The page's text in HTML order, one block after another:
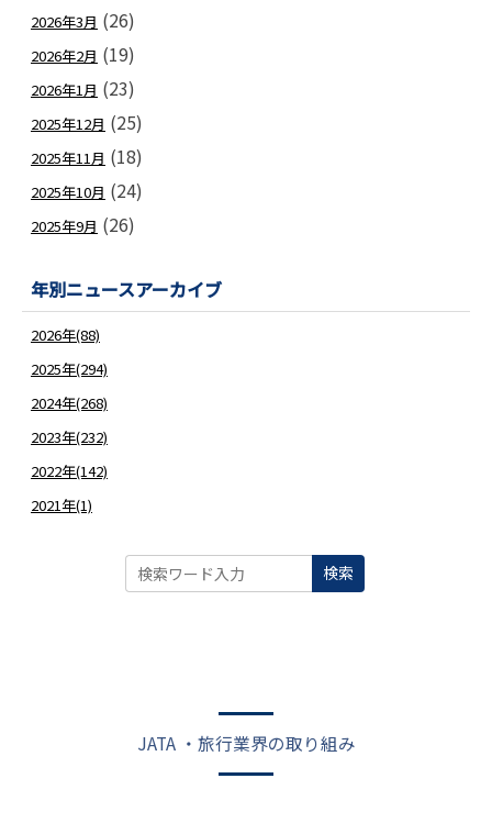
2026年3月 (26)
2026年2月 (19)
2026年1月 (23)
2025年12月 (25)
2025年11月 (18)
2025年10月 (24)
2025年9月 (26)
年別ニュースアーカイブ
2026年(88)
2025年(294)
2024年(268)
2023年(232)
2022年(142)
2021年(1)
検索
JATA ・旅行業界の取り組み